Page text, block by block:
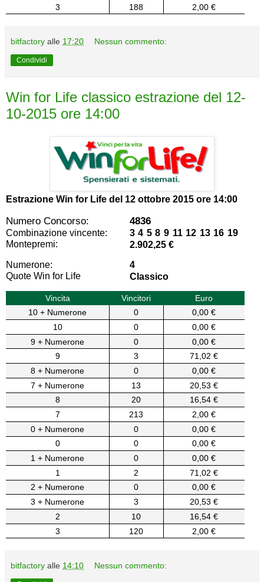
3 188 2,00 €
bitfactory alle 17:20 Nessun commento:
Condividi
Win for Life classico estrazione del 12-
10-2015 ore 14:00
Estrazione Win for Life del 12 ottobre 2015 ore 14:00
Numero Concorso: 4836
Combinazione vincente:
3 4 5 8 9 11 12 13 16 19
Montepremi:
2.902,25 €
Numerone:
4
Quote Win for Life
Classico
Vincita Vincitori
Euro
10 + Numerone
0
0,00 €
10
0
0,00 €
9 + Numerone
0
0,00 €
9
3
71,02 €
8 + Numerone
0
0,00 €
7 + Numerone
13
20,53 €
8
20
16,54 €
7
213
2,00 €
0 + Numerone
0
0,00 €
0
0
0,00 €
1 + Numerone
0
0,00 €
1
2
71,02 €
2 + Numerone
0
0,00 €
3 + Numerone
3
20,53 €
2
10
16,54 €
3
120 2,00 €
bitfactory alle 14:10 Nessun commento: